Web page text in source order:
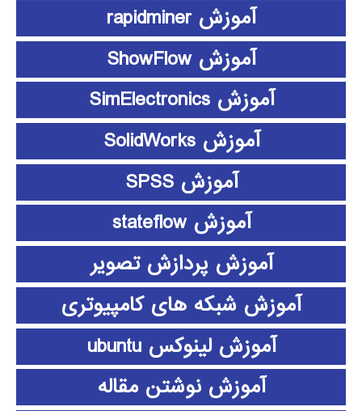
آموزش rapidminer
آموزش ShowFlow
آموزش SimElectronics
آموزش SolidWorks
آموزش SPSS
آموزش stateflow
آموزش پردازش تصویر
آموزش شبکه های کامپیوتری
آموزش لینوکس ubuntu
آموزش نوشتن مقاله